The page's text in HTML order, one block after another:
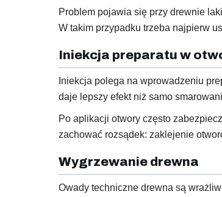
Problem pojawia się przy drewnie
W takim przypadku trzeba najpierw
Iniekcja preparatu w
Iniekcja polega na wprowadzeniu
daje lepszy efekt niż samo
Po aplikacji otwory często
zachować rozsądek: zaklejenie
Wygrzewanie drewna
Owady techniczne drewna są